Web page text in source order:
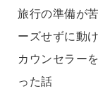
旅行の準備が
ーズせずに動
カウンセラー
った話